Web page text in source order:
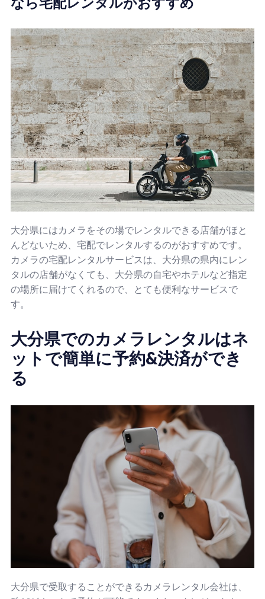
大分県にはカメラをその場でレンタルできる店舗がほと
んどないため、宅配でレンタルするのがおすすめです。
カメラの宅配レンタルサービスは、大分県の県内にレン
タルの店舗がなくても、大分県の自宅やホテルなど指定
の場所に届けてくれるので、とても便利なサービスで
す。
大分県でのカメラレンタルはネ
ットで簡単に予約&決済ができ
る
大分県で受取することができるカメラレンタル会社は、